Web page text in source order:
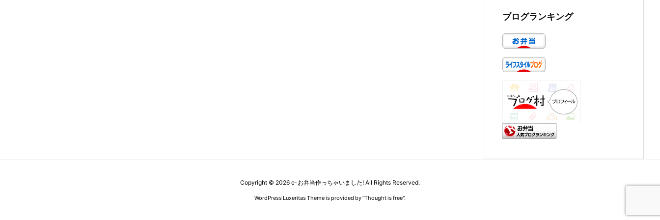
ブログランキング
Copyright © 2026 e-お弁当作っちゃいました! All Rights Reserved.
WordPress Luxeritas Theme is provided by "Thought is free".